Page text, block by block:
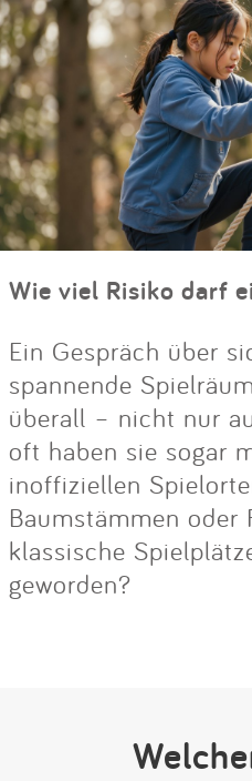
Wie viel Risiko darf
Ein Gespräch über
spannende
überall – nicht nur
oft haben sie sogar
inoffiziellen
Baumstämmen oder
klassische
geworden?